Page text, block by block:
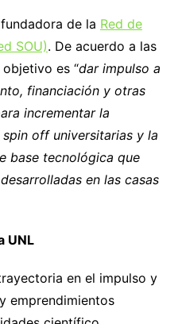
de la Red de
SOU). De acuerdo a las
es “dar impulso a
financiación y otras
incrementar la
off universitarias y la
base tecnológica que
en las casas
UNL
en el impulso y
emprendimientos